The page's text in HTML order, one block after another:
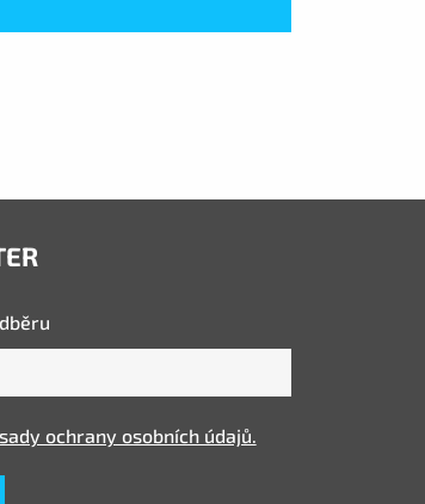
ochrany osobních údajů.